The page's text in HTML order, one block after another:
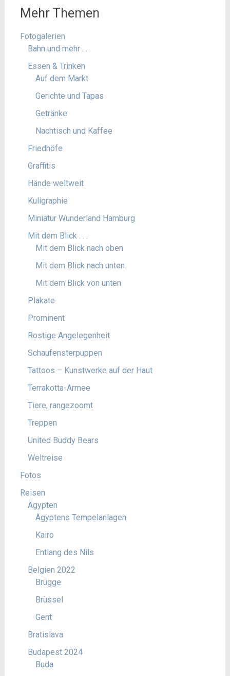
Mehr Themen
Fotogalerien
Bahn und mehr . . .
Essen & Trinken
Auf dem Markt
Gerichte und Tapas
Getränke
Nachtisch und Kaffee
Friedhöfe
Graffitis
Hände weltweit
Kuligraphie
Miniatur Wunderland Hamburg
Mit dem Blick . . .
Mit dem Blick nach oben
Mit dem Blick nach unten
Mit dem Blick von unten
Plakate
Prominent
Rostige Angelegenheit
Schaufensterpuppen
Tattoos – Kunstwerke auf der Haut
Terrakotta-Armee
Tiere, rangezoomt
Treppen
United Buddy Bears
Weltreise
Fotos
Reisen
Ägypten
Ägyptens Tempelanlagen
Kairo
Entlang des Nils
Belgien 2022
Brügge
Brüssel
Gent
Bratislava
Budapest 2024
Buda